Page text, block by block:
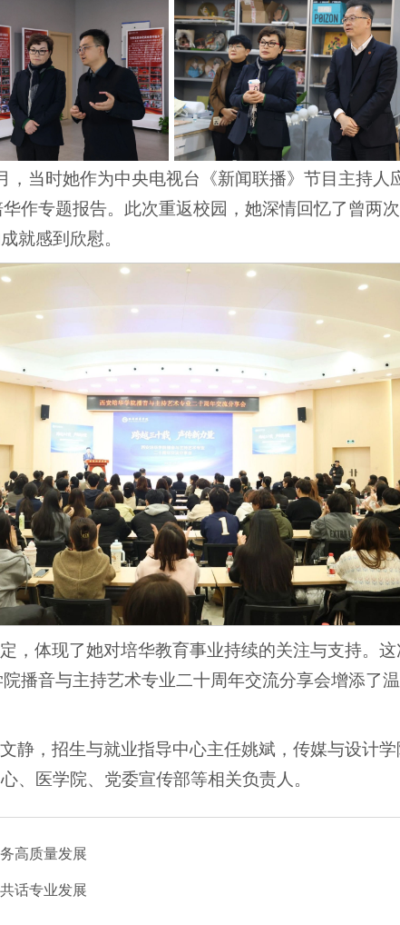
，当时她作为中央电视台《新闻联播》节目主持
作专题报告。此次重返校园，她深情回忆了曾两
就感到欣慰。
，体现了她对培华教育事业持续的关注与支持。
播音与主持艺术专业二十周年交流分享会增添了
静，招生与就业指导中心主任姚斌，传媒与设计
、医学院、党委宣传部等相关负责人。
高质量发展
话专业发展